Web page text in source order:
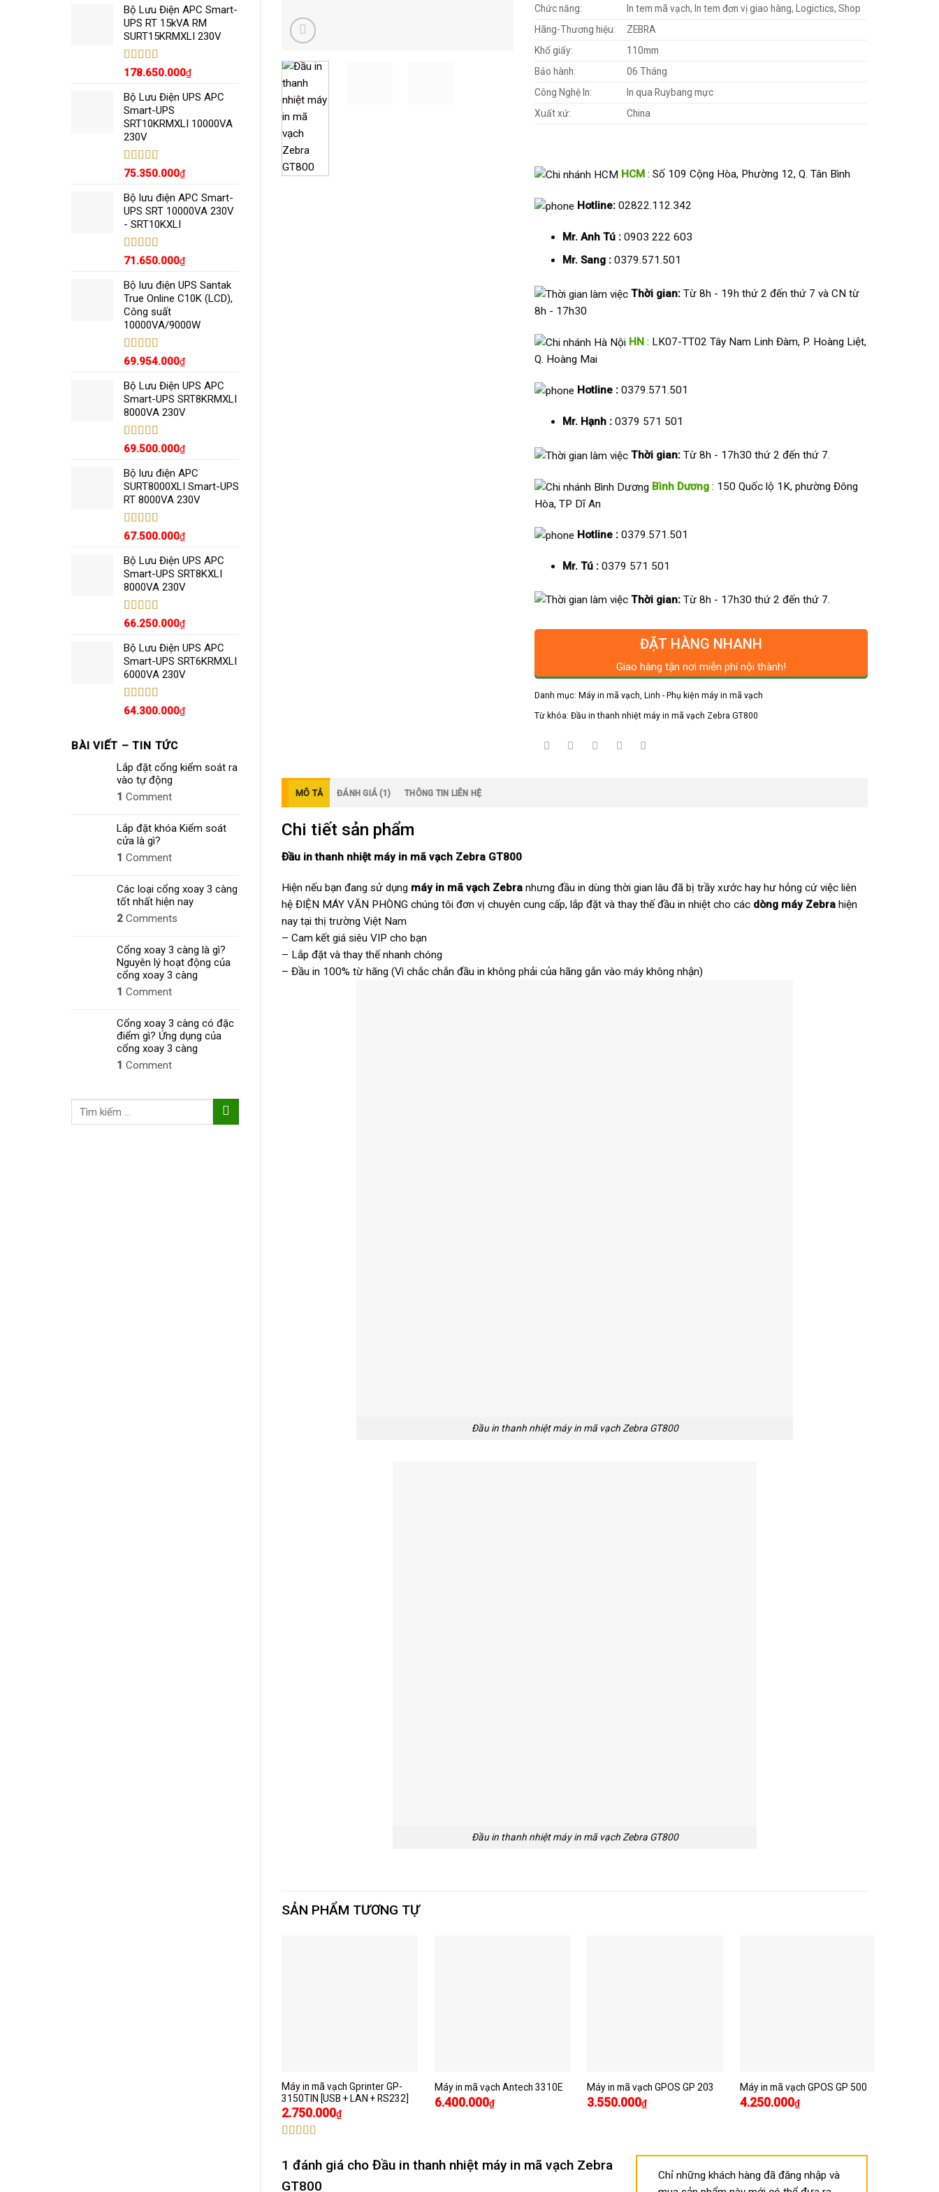
5 sao
Bộ Lưu Điện APC Smart-
UPS RT 15kVA RM
SURT15KRMXLI 230V
Được xếp
sao
178.650.000₫
Bộ Lưu Điện UPS APC
Smart-UPS
SRT10KRMXLI 10000VA
230V
Được xếp
sao
75.350.000₫
Bộ lưu điện APC Smart-
UPS SRT 10000VA 230V
- SRT10KXLI
Được xếp
sao
71.650.000₫
Bộ lưu điện UPS Santak
True Online C10K (LCD),
Công suất
10000VA/9000W
Được xếp
sao
69.954.000₫
Bộ Lưu Điện UPS APC
Smart-UPS SRT8KRMXLI
8000VA 230V
Được xếp
sao
69.500.000₫
Bộ lưu điện APC
SURT8000XLI Smart-UPS
RT 8000VA 230V
Được xếp
sao
67.500.000₫
Bộ Lưu Điện UPS APC
Smart-UPS SRT8KXLI
8000VA 230V
Được xếp
sao
66.250.000₫
Bộ Lưu Điện UPS APC
Smart-UPS SRT6KRMXLI
6000VA 230V
Được xếp
64.300.000₫
BÀI VIẾT – TIN TỨC
Lắp đặt cổng kiểm soát ra
vào tự động
1 Comment
Lắp đặt khóa Kiểm soát
cửa là gì?
1 Comment
Các loại cổng xoay 3 càng
tốt nhất hiện nay
2 Comments
Cổng xoay 3 càng là gì?
Nguyên lý hoạt động của
cổng xoay 3 càng
1 Comment
Cổng xoay 3 càng có đặc
điểm gì? Ứng dụng của
cổng xoay 3 càng
1 Comment
Tìm
Chức năng:
In tem mã vạch, In tem đơn vị giao hàng, Logictics, Shop
Hãng-Thương hiệu:
ZEBRA
Khổ giấy:
110mm
Bảo hành:
06 Tháng
Công Nghệ In:
In qua Ruybang mực
Xuất xứ:
China
HCM: Số 109 Cộng Hòa, Phường 12, Q. Tân Bình
Hotline:02822.112.342
Mr. Anh Tú : 0903 222 603
Mr. Sang : 0379.571.501
Thời gian:Từ 8h - 19h thứ 2 đến thứ 7 và CN từ
8h - 17h30
HN: LK07-TT02 Tây Nam Linh Đàm, P. Hoàng Liệt,
Q. Hoàng Mai
Hotline :0379.571.501
Mr. Hạnh : 0379 571 501
Thời gian:Từ 8h - 17h30 thứ 2 đến thứ 7.
Bình Dương: 150 Quốc lộ 1K, phường Đông
Hòa, TP Dĩ An
Hotline :0379.571.501
Mr. Tú : 0379 571 501
Thời gian:Từ 8h - 17h30 thứ 2 đến thứ 7.
ĐẶT HÀNG NHANH
Giao hàng tận nơi miễn phí nội thành!
Danh mục: Máy in mã vạch, Linh - Phụ kiện máy in mã vạch
Từ khóa:Đầu in thanh nhiệt máy in mã vạch Zebra GT800
MÔ TẢ ĐÁNH GIÁ (1) THÔNG TIN LIÊN HỆ
Chi tiết sản phẩm
Đầu in thanh nhiệt máy in mã vạch Zebra GT800
Hiện nếu bạn đang sử dụng máy in mã vạch Zebra nhưng đầu in dùng thời gian lâu đã bị trầy xước hay hư hỏng cứ việc liên
hệ ĐIỆN MÁY VĂN PHÒNG chúng tôi đơn vị chuyên cung cấp, lắp đặt và thay thế đầu in nhiệt cho các dòng máy Zebra hiện
nay tại thị trường Việt Nam
– Cam kết giá siêu VIP cho bạn
– Lắp đặt và thay thế nhanh chóng
– Đầu in 100% từ hãng (Vì chắc chắn đầu in không phải của hãng gắn vào máy không nhận)
Đầu in thanh nhiệt máy in mã vạch Zebra GT800
Đầu in thanh nhiệt máy in mã vạch Zebra GT800
SẢN PHẨM TƯƠNG TỰ
Máy in mã vạch Gprinter GP-
3150TIN [USB + LAN + RS232]
2.750.000₫
xếp
hạng
3.005
Máy in mã vạch Antech 3310E
6.400.000₫
Máy in mã vạch GPOS GP 203
3.550.000₫
Máy in mã vạch GPOS GP 500
4.250.000₫
1 đánh giá cho Đầu in thanh nhiệt máy in mã vạch Zebra
GT800
Chỉ những khách hàng đã đăng nhập và